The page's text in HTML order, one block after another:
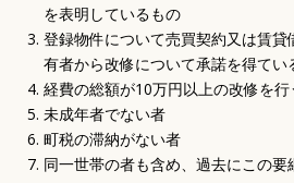
を表明しているもの
登録物件について売買契約又は賃
有者から改修について承諾を得てい
経費の総額が10万円以上の改修を行
未成年者でない者
町税の滞納がない者
同一世帯の者も含め、過去にこの